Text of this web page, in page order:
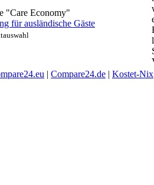
"Care Economy"
für ausländische Gäste
| Compare24.de | Kostet-Nix